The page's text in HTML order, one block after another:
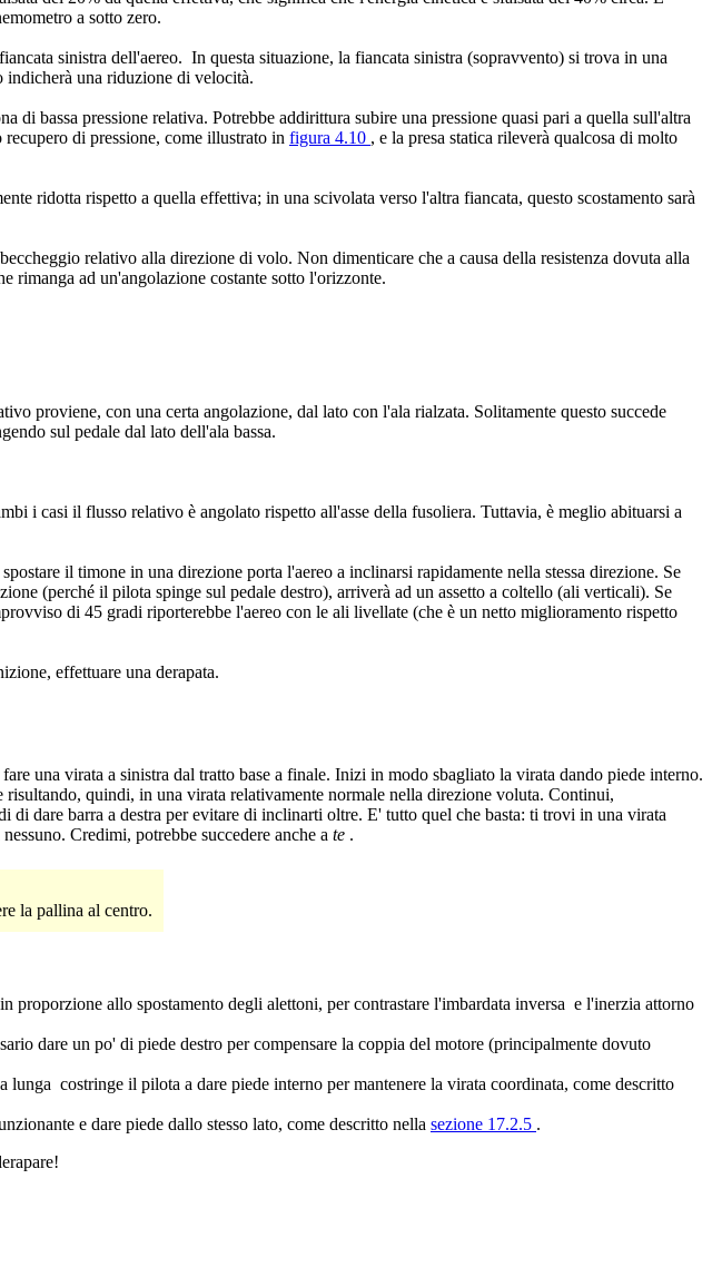
a sotto zero.
sinistra dell'aereo. In questa situazione, la fiancata sinistra (sopravvento) si trova in una
indicherà una riduzione di velocità.
di bassa pressione relativa. Potrebbe addirittura subire una pressione quasi pari a quella sull'altra
di pressione, come illustrato in figura 4.10 , e la presa statica rileverà qualcosa di molto
ridotta rispetto a quella effettiva; in una scivolata verso l'altra fiancata, questo scostamento sarà
relativo alla direzione di volo. Non dimenticare che a causa della resistenza dovuta alla
rimanga ad un'angolazione costante sotto l'orizzonte.
proviene, con una certa angolazione, dal lato con l'ala rialzata. Solitamente questo succede
sul pedale dal lato dell'ala bassa.
i casi il flusso relativo è angolato rispetto all'asse della fusoliera. Tuttavia, è meglio abituarsi a
il timone in una direzione porta l'aereo a inclinarsi rapidamente nella stessa direzione. Se
(perché il pilota spinge sul pedale destro), arriverà ad un assetto a coltello (ali verticali). Se
di 45 gradi riporterebbe l'aereo con le ali livellate (che è un netto miglioramento rispetto
effettuare una derapata.
una virata a sinistra dal tratto base a finale. Inizi in modo sbagliato la virata dando piede interno.
quindi, in una virata relativamente normale nella direzione voluta. Continui,
dare barra a destra per evitare di inclinarti oltre. E' tutto quel che basta: ti trovi in una virata
Credimi, potrebbe succedere anche a te .
la pallina al centro.
proporzione allo spostamento degli alettoni, per contrastare l'imbardata inversa e l'inerzia attorno
dare un po' di piede destro per compensare la coppia del motore (principalmente dovuto
costringe il pilota a dare piede interno per mantenere la virata coordinata, come descritto
e dare piede dallo stesso lato, come descritto nella sezione 17.2.5 .